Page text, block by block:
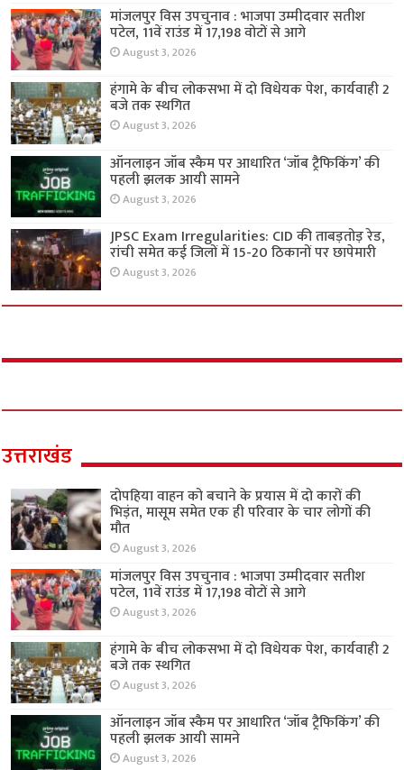
मांजलपुर विस उपचुनाव : भाजपा उम्मीदवार सतीश
पटेल, 11वें राउंड में 17,198 वोटों से आगे
August 3, 2026
हंगामे के बीच लोकसभा में दो विधेयक पेश, कार्यवाही 2
बजे तक स्थगित
August 3, 2026
ऑनलाइन जॉब स्कैम पर आधारित ‘जॉब ट्रैफिकिंग’ की
पहली झलक आयी सामने
August 3, 2026
JPSC Exam Irregularities: CID की ताबड़तोड़ रेड,
रांची समेत कई जिलों में 15-20 ठिकानों पर छापेमारी
August 3, 2026
उत्तराखंड
दोपहिया वाहन को बचाने के प्रयास में दो कारों की
भिड़ंत, मासूम समेत एक ही परिवार के चार लोगों की
मौत
August 3, 2026
मांजलपुर विस उपचुनाव : भाजपा उम्मीदवार सतीश
पटेल, 11वें राउंड में 17,198 वोटों से आगे
August 3, 2026
हंगामे के बीच लोकसभा में दो विधेयक पेश, कार्यवाही 2
बजे तक स्थगित
August 3, 2026
ऑनलाइन जॉब स्कैम पर आधारित ‘जॉब ट्रैफिकिंग’ की
पहली झलक आयी सामने
August 3, 2026